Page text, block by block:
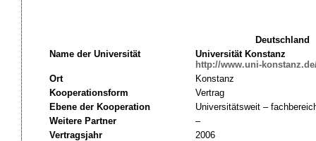
Deutschland
Name der Universität
Universität Konstanz
http://www.uni-
Ort
Konstanz
Kooperationsform
Vertrag
Ebene der Kooperation
Universitätsweit –
Weitere Partner
–
Vertragsjahr
2006